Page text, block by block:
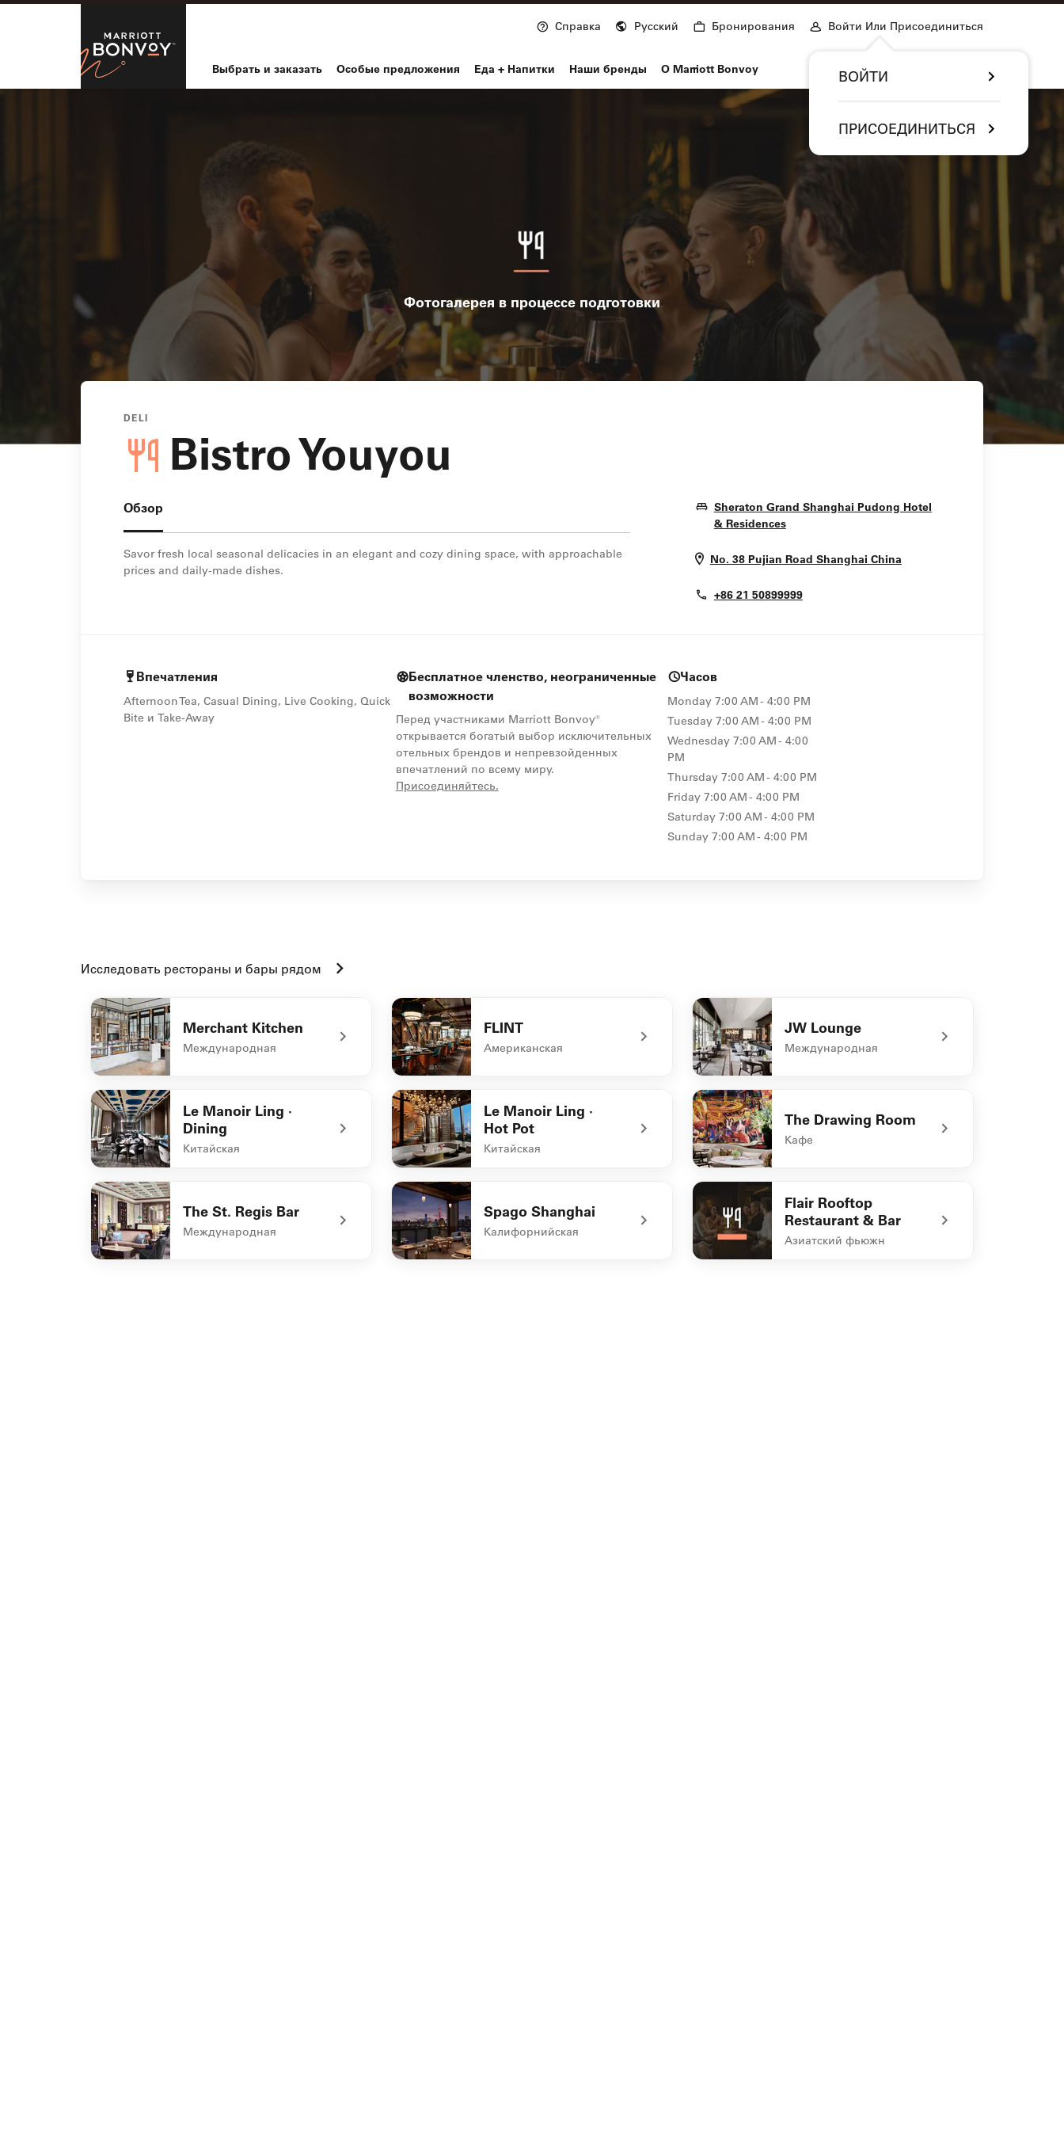
Skip to Content
Marriott Bonvoy
Справка Русский Бронирования Войти Или Присоединиться
ВОЙТИ
ПРИСОЕДИНИТЬСЯ
Выбрать и заказать Особые предложения Еда + Напитки Наши бренды О Marriott Bonvoy
Фотогалерея в процессе подготовки
DELI
Bistro Youyou
Обзор
Savor fresh local seasonal delicacies in an elegant and cozy dining space, with approachable
prices and daily-made dishes.
Sheraton Grand Shanghai Pudong Hotel
& ResidencesOpens In New Window
No. 38 Pujian Road Shanghai ChinaOpens In New Window
+86 21 50899999
Впечатления
Afternoon Tea, Casual Dining, Live Cooking, Quick
Bite и Take-Away
Бесплатное членство, неограниченные
возможности
Перед участниками Marriott Bonvoy®
открывается богатый выбор исключительных
отельных брендов и непревзойденных
впечатлений по всему миру.
Присоединяйтесь.opens in new window
Часов
Monday 7:00 AM - 4:00 PM
Tuesday 7:00 AM - 4:00 PM
Wednesday 7:00 AM - 4:00
PM
Thursday 7:00 AM - 4:00 PM
Friday 7:00 AM - 4:00 PM
Saturday 7:00 AM - 4:00 PM
Sunday 7:00 AM - 4:00 PM
Исследовать рестораны и бары рядом
Merchant Kitchen
Международная
undefined Merchant Kitchen
FLINT
Американская
undefined FLINT
JW Lounge
Международная
undefined JW Lounge
Le Manoir Ling ·
Dining
Китайская
undefined Le Manoir Ling · Dining
Le Manoir Ling ·
Hot Pot
Китайская
undefined Le Manoir Ling · Hot Pot
The Drawing Room
Кафе
undefined The Drawing Room
The St. Regis Bar
Международная
Spago Shanghai
Калифорнийская
Flair Rooftop
Restaurant & Bar
Азиатский фьюжн